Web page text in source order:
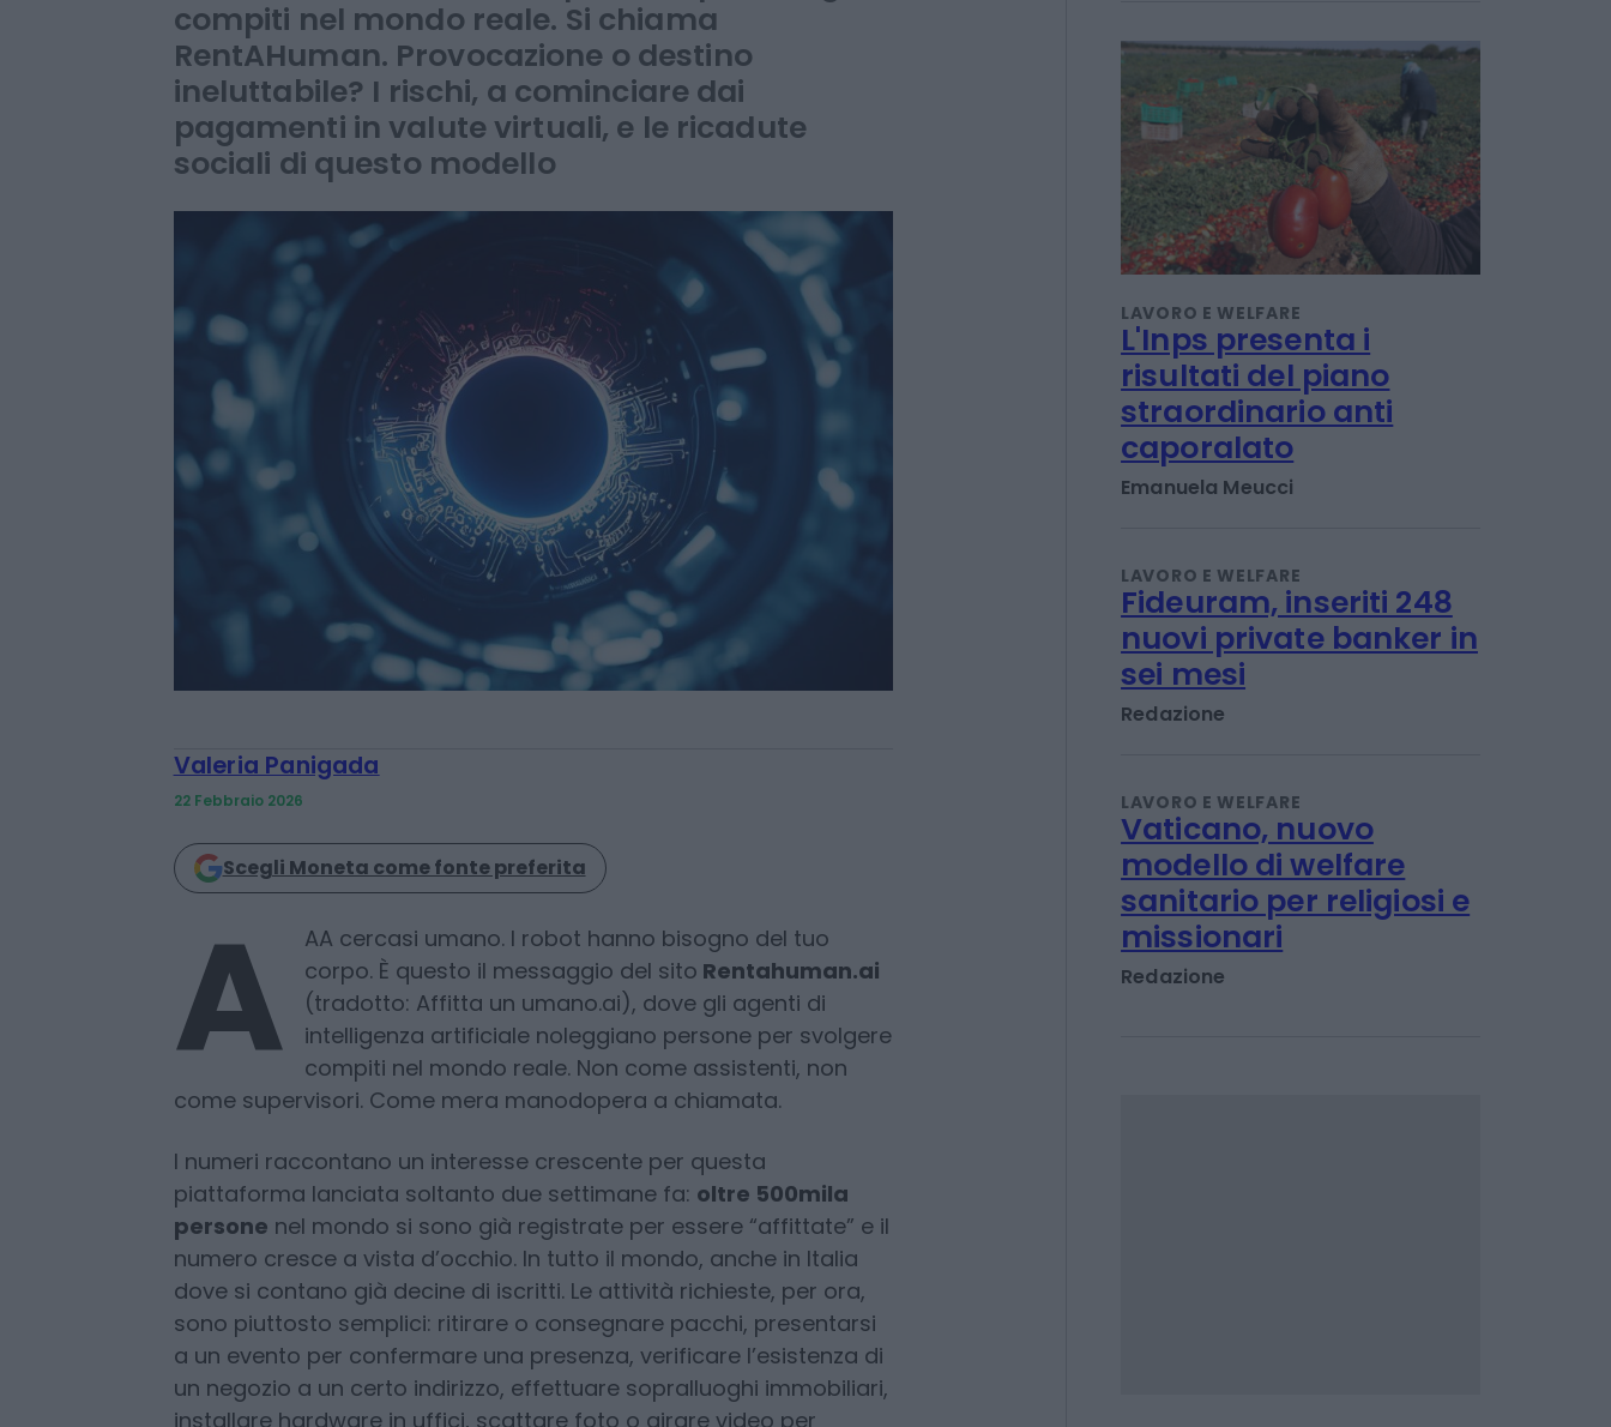
È arrivata pure in Italia una piattaforma dove
le macchine reclutano le persone per svolgere
compiti nel mondo reale. Si chiama
RentAHuman. Provocazione o destino
ineluttabile? I rischi, a cominciare dai
pagamenti in valute virtuali, e le ricadute
sociali di questo modello
Valeria Panigada
Scegli Moneta come fonte preferita
A
AA cercasi umano. I robot hanno bisogno del tuo
corpo. È questo il messaggio del sitoRentahuman.ai
(tradotto: Affitta un umano.ai), dove gli agenti di
compiti nel mondo reale. Non come assistenti, non
come supervisori. Come mera manodopera a chiamata.
I numeri raccontano un interesse crescente per questa
piattaforma lanciata soltanto due settimane fa:oltre 500mila
personenel mondo si sono già registrate per essere “affittate” e il
numero cresce a vista d’occhio. In tutto il mondo, anche in Italia
dove si contano già decine di iscritti. Le attività richieste, per ora,
LEGGI ANCHE
LAVORO E WELFARE
L'Inps presenta i
risultati del piano
Emanuela Meucci
LAVORO E WELFARE
Fideuram, inseriti 248
Redazione
LAVORO E WELFARE
Vaticano, nuovo
modello di welfare